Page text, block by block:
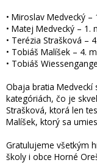
• Miroslav Medvecký
• Matej Medvecký –
• Terézia Strašková –
• Tobiáš Malíšek – 4.
• Tobiáš
Obaja bratia
kategóriách, čo je
Strašková, ktorá len
Malíšek, ktorý sa
Gratulujeme všetkým
školy i obce Horné